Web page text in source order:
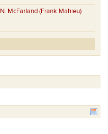
McFarland (Frank Mahieu)